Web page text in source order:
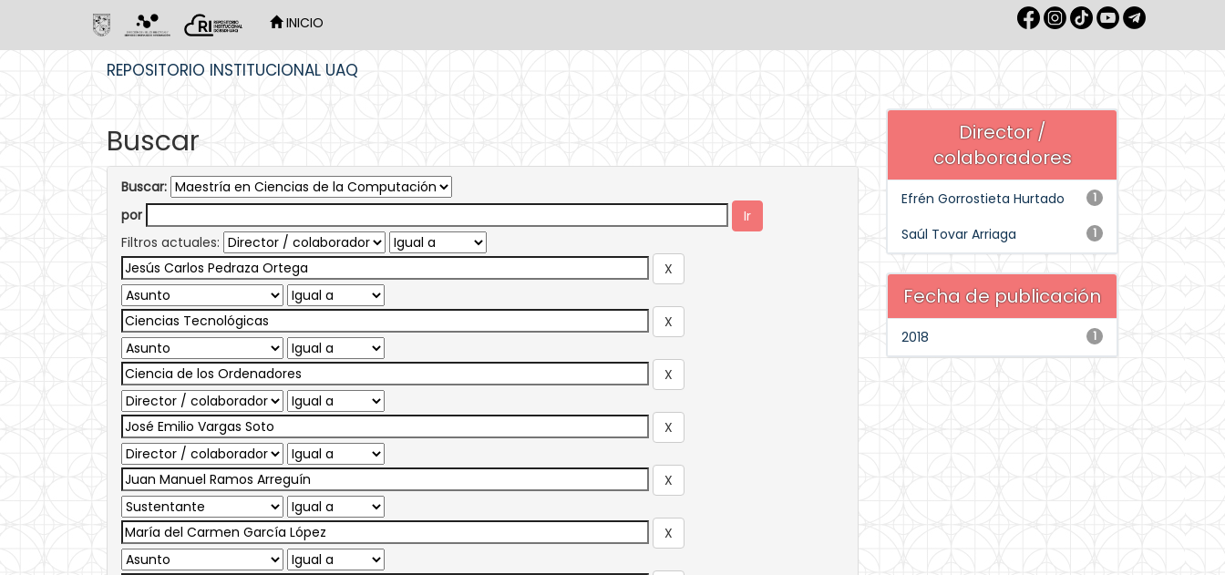
INICIO
REPOSITORIO INSTITUCIONAL UAQ
Buscar
Buscar:
por
Filtros actuales:
Director /
colaboradores
1
Efrén Gorrostieta Hurtado
1
Saúl Tovar Arriaga
Fecha de publicación
1
2018